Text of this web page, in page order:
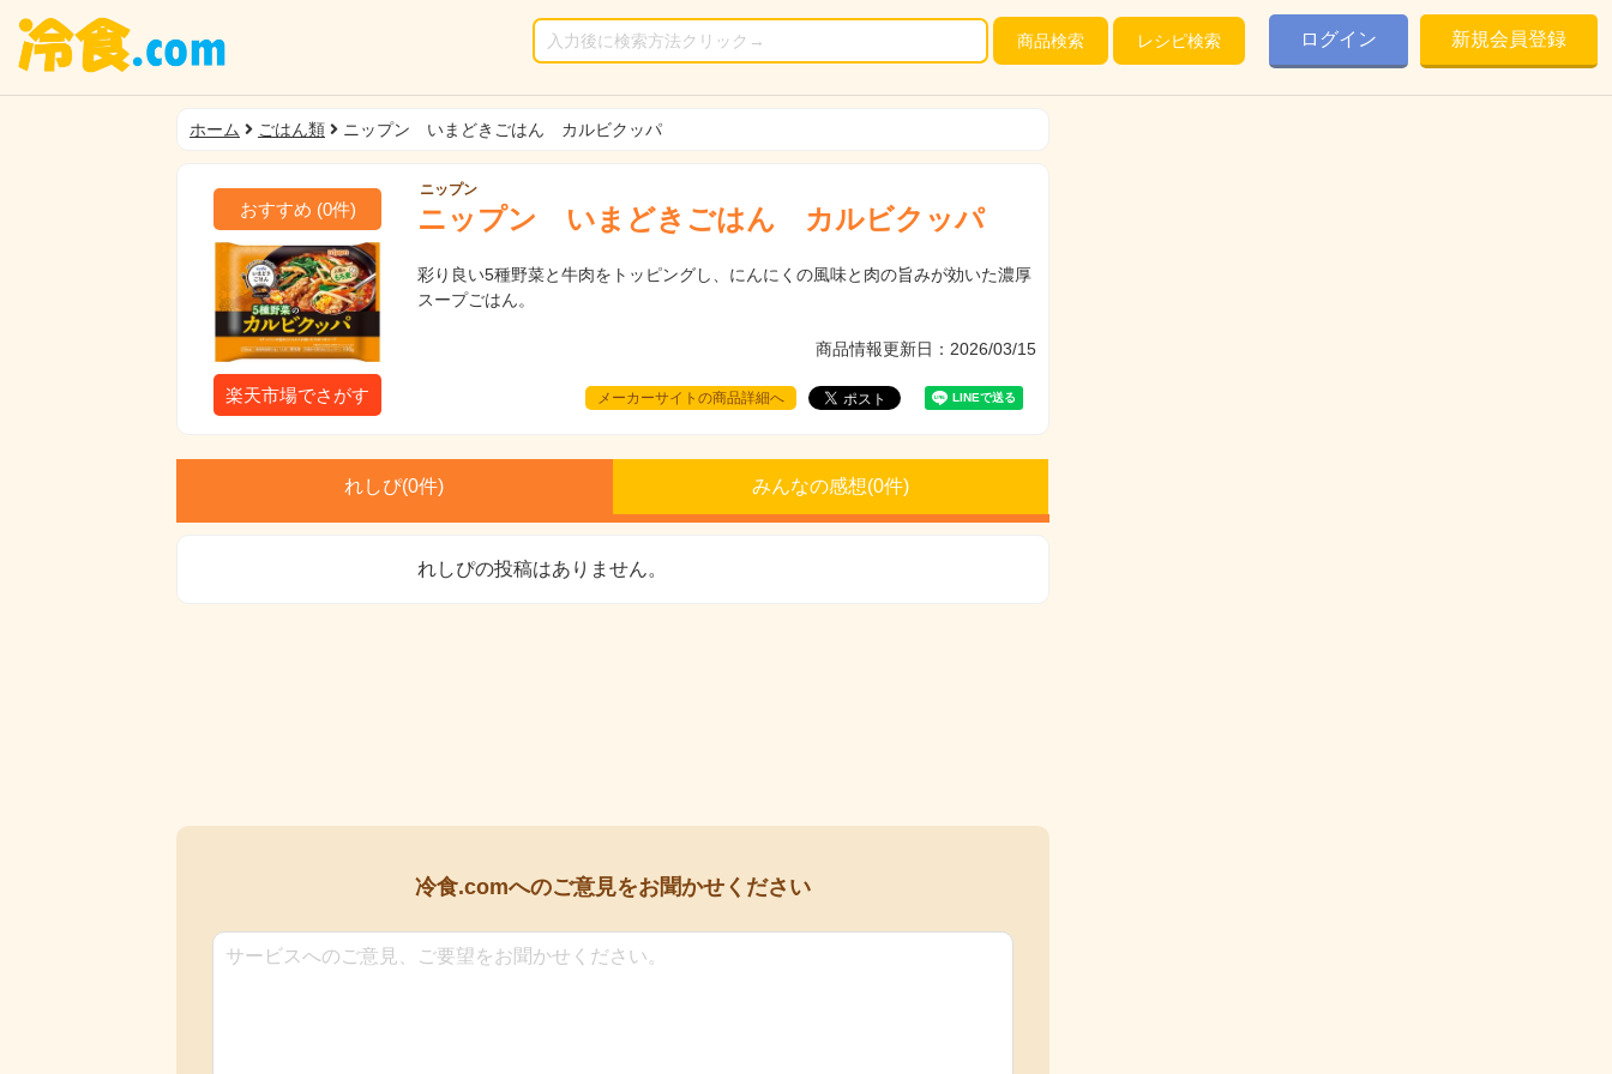
商品検索 レシピ検索 ログイン 新規会員登録
ホーム ごはん類 ニップン いまどきごはん カルビクッパ
おすすめ (0件)
楽天市場でさがす
ニップン
ニップン いまどきごはん カルビクッパ
彩り良い5種野菜と牛肉をトッピングし、にんにくの風味と肉の旨みが効いた濃厚
スープごはん。
商品情報更新日：2026/03/15
メーカーサイトの商品詳細へ
れしぴ(0件) みんなの感想(0件)
れしぴの投稿はありません。
冷食.comへのご意見をお聞かせください